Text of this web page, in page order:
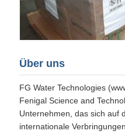
Über uns
FG Water Technologies
Fenigal Science and
Unternehmen, das sich auf
internationale